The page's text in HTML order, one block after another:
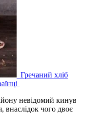
Гречаний хліб
невідомий кинув
внаслідок чого двоє